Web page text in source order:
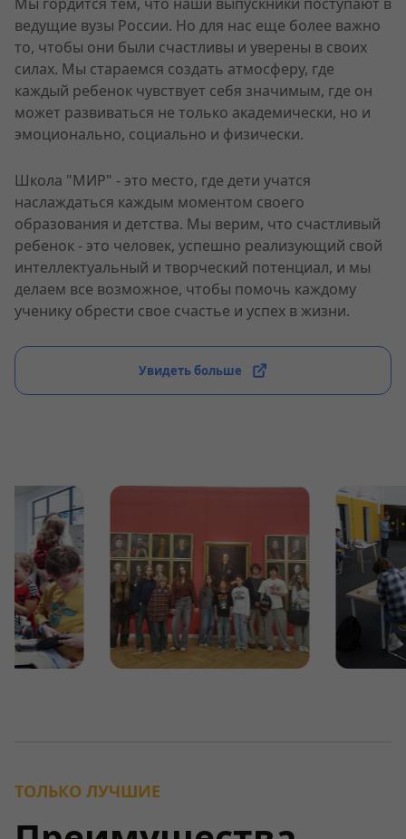
ведущие вузы России. Но для нас еще более важно
то, чтобы они были счастливы и уверены в своих
силах. Мы стараемся создать атмосферу, где
каждый ребенок чувствует себя значимым, где он
может развиваться не только академически, но и
эмоционально, социально и физически.
Школа "МИР" - это место, где дети учатся
наслаждаться каждым моментом своего
образования и детства. Мы верим, что счастливый
ребенок - это человек, успешно реализующий свой
интеллектуальный и творческий потенциал, и мы
делаем все возможное, чтобы помочь каждому
ученику обрести свое счастье и успех в жизни.
Увидеть больше
ТОЛЬКО ЛУЧШИЕ